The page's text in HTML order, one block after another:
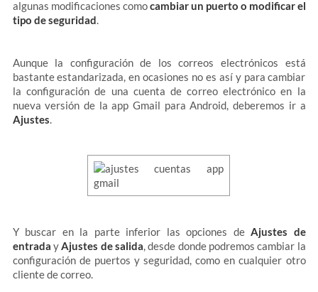
algunas modificaciones comocambiar un puerto o modificar el
tipo de seguridad.
Aunque la configuración de los correos electrónicos está
bastante estandarizada, en ocasiones no es así y para cambiar
la configuración de una cuenta de correo electrónico en la
nueva versión de la app Gmail para Android, deberemos ir a
Ajustes.
Y buscar en la parte inferior las opciones de Ajustes de
entrada yAjustes de salida, desde donde podremos cambiar la
configuración de puertos y seguridad, como en cualquier otro
cliente de correo.